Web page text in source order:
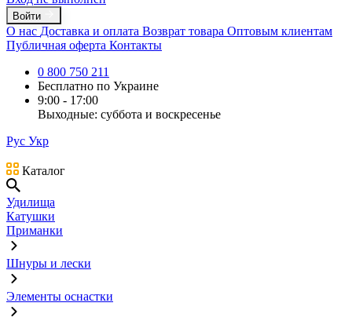
Войти
О нас Доставка и оплата Возврат товара Оптовым клиентам
Публичная оферта Контакты
0 800 750 211
Бесплатно по Украине
9:00 - 17:00
Выходные: суббота и воскресенье
Рус Укр
Каталог
Удилища
Катушки
Приманки
Шнуры и лески
Элементы оснастки